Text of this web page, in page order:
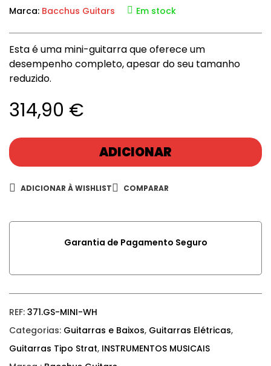
Marca: Bacchus Guitars Em stock
Esta é uma mini-guitarra que oferece um
desempenho completo, apesar do seu tamanho
reduzido.
314,90 €
ADICIONAR
ADICIONAR À WISHLIST COMPARAR
Garantia de Pagamento Seguro
REF: 371.GS-MINI-WH
Categorias: Guitarras e Baixos, Guitarras Elétricas,
Guitarras Tipo Strat, INSTRUMENTOS MUSICAIS